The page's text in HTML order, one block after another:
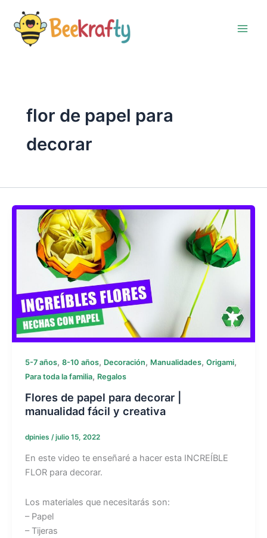
contenido
flor de papel para
decorar
5-7 años, 8-10 años, Decoración, Manualidades, Origami,
Para toda la familia, Regalos
Flores de papel para decorar |
manualidad fácil y creativa
dpinies /julio 15, 2022
En este video te enseñaré a hacer esta INCREÍBLE
FLOR para decorar.
Los materiales que necesitarás son:
– Papel
– Tijeras